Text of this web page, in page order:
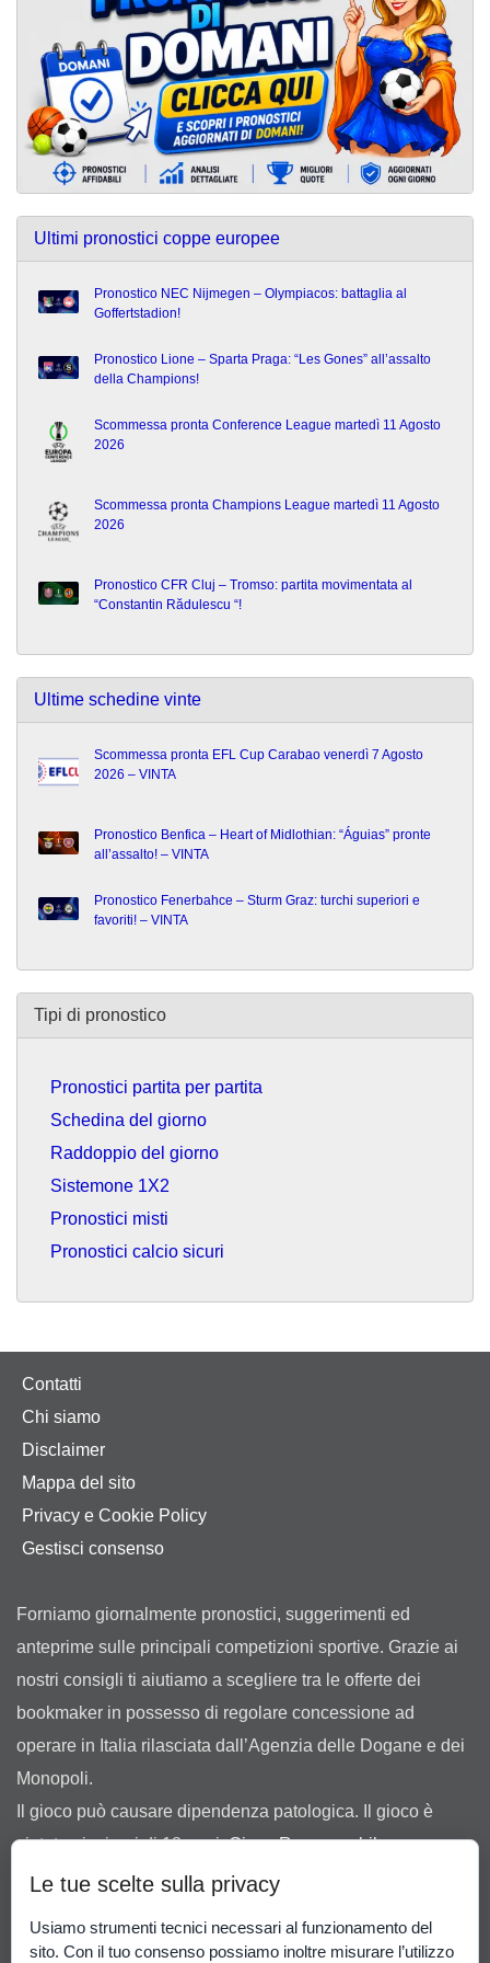
Ultimi pronostici coppe europee
Pronostico NEC Nijmegen – Olympiacos: battaglia al
Goffertstadion!
Pronostico Lione – Sparta Praga: “Les Gones” all’assalto
della Champions!
Scommessa pronta Conference League martedì 11 Agosto
2026
Scommessa pronta Champions League martedì 11 Agosto
2026
Pronostico CFR Cluj – Tromso: partita movimentata al
“Constantin Rădulescu “!
Ultime schedine vinte
Scommessa pronta EFL Cup Carabao venerdì 7 Agosto
2026 – VINTA
Pronostico Benfica – Heart of Midlothian: “Águias” pronte
all’assalto! – VINTA
Pronostico Fenerbahce – Sturm Graz: turchi superiori e
favoriti! – VINTA
Tipi di pronostico
Pronostici partita per partita
Schedina del giorno
Raddoppio del giorno
Sistemone 1X2
Pronostici misti
Pronostici calcio sicuri
Contatti
Chi siamo
Disclaimer
Mappa del sito
Privacy e Cookie Policy
Gestisci consenso
Forniamo giornalmente pronostici, suggerimenti ed
anteprime sulle principali competizioni sportive. Grazie ai
nostri consigli ti aiutiamo a scegliere tra le offerte dei
bookmaker in possesso di regolare concessione ad
operare in Italia rilasciata dall’Agenzia delle Dogane e dei
Monopoli.
Il gioco può causare dipendenza patologica. Il gioco è
vietato ai minori di 18 anni.Gioco Responsabile-
Probabilità di vincita.
Le tue scelte sulla privacy
Usiamo strumenti tecnici necessari al funzionamento del
sito. Con il tuo consenso possiamo inoltre misurare l’utilizzo